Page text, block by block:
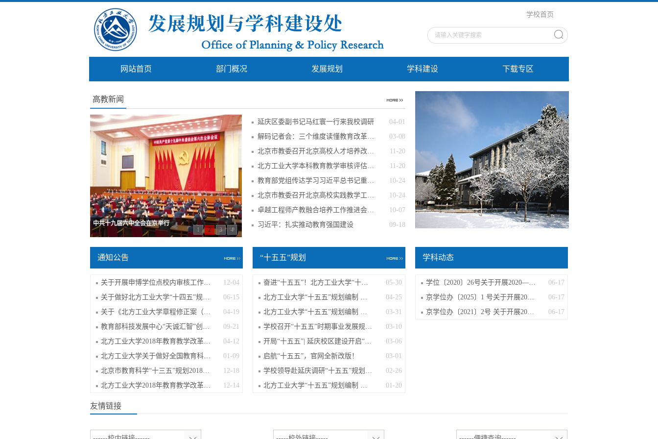
学校首页
网站首页 部门概况 发展规划 学科建设 下载专区
高教新闻
中共十九届六中全会在京举行
1
2 3 4
04-01
延庆区委副书记马红寰一行来我校调研
03-08
解码记者会：三个维度读懂教育改革发展
11-20
北京市教委召开北京高校人才培养改革工作推
11-20
北方工业大学本科教育教学审核评估入校评估
10-24
教育部党组传达学习习近平总书记重要讲话和
10-24
北京市教委召开北京高校实践教学工作推进会
10-07
卓越工程师产教融合培养工作推进会召开
09-18
习近平：扎实推动教育强国建设
通知公告
12-04
关于开展申博学位点校内审核工作的通知
06-15
关于做好北方工业大学“十四五”规划实...
04-19
关于《北方工业大学章程修正案（草案）...
09-21
教育部科技发展中心“天诚汇智”创新促...
04-12
北方工业大学2018年教育教学改革和课程...
01-09
北方工业大学关于做好全国教育科学“十...
12-18
北京市教育科学“十三五”规划2018年度...
12-14
北方工业大学2018年教育教学改革和课程...
“十五五”规划
05-30
奋进“十五五”！北方工业大学“十五五...
04-25
北方工业大学“十五五”规划编制 工作简...
03-31
北方工业大学“十五五”规划编制 工作简...
03-10
学校召开“十五五”时期事业发展规划专...
03-06
开局“十五五”| 延庆校区建设开启“加...
03-01
启航“十五五”，官网全新改版！
02-26
学校领导赴延庆调研“十五五”规划和新...
01-20
北方工业大学“十五五”规划编制 工作简...
学科动态
06-17
学位〔2020〕26号关于开展2020—2025年...
06-17
京学位办〔2025〕1 号关于开展2025年博...
06-17
京学位办〔2021〕2号 关于开展2020—20...
友情链接